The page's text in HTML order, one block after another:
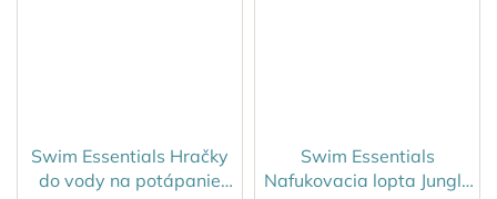
Swim Essentials Hračky
do vody na potápanie
Swim Essentials
Nafukovacia lopta Jungle